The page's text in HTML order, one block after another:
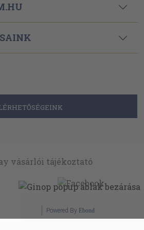
Powered By Ebond